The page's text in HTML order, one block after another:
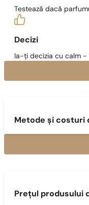
Testează dacă
Decizi
Ia-ți decizia cu calm
Metode și costuri
Prețul produsului